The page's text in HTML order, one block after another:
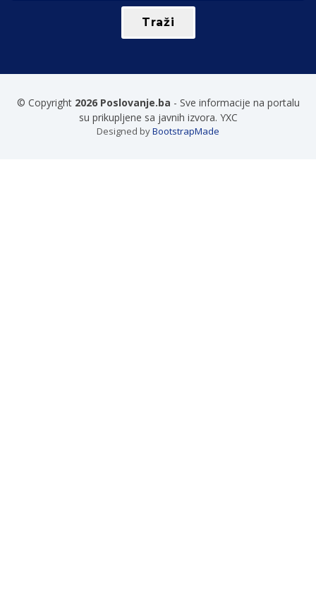
© Copyright 2026 Poslovanje.ba - Sve informacije na portalu
su prikupljene sa javnih izvora. YXC
Designed byBootstrapMade